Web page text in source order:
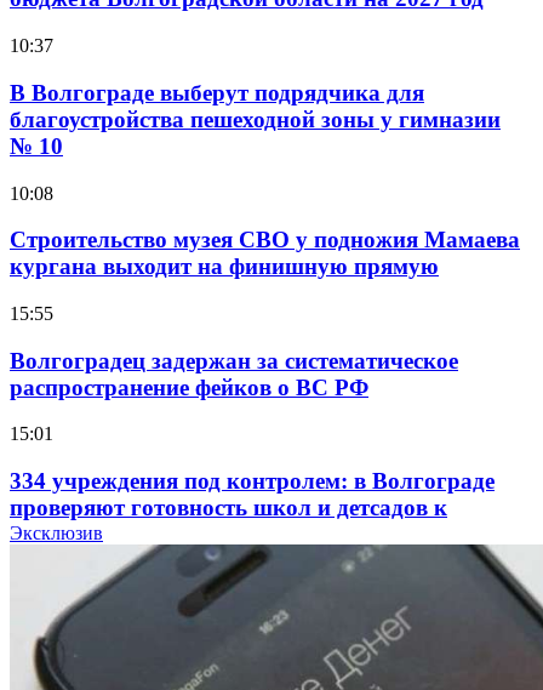
10:37
В Волгограде выберут подрядчика для
благоустройства пешеходной зоны у гимназии
№ 10
10:08
Строительство музея СВО у подножия Мамаева
кургана выходит на финишную прямую
15:55
Волгоградец задержан за систематическое
распространение фейков о ВС РФ
15:01
334 учреждения под контролем: в Волгограде
проверяют готовность школ и детсадов к
учебному году
Покушение на убийство в Волгограде: девушка
напала на незнакомую женщину с ножом
Эксклюзив